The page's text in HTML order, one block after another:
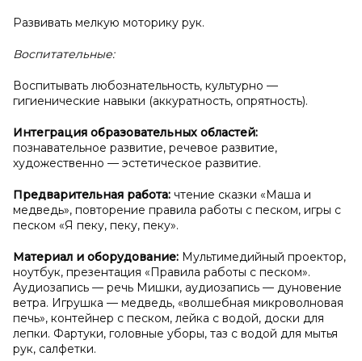
Развивать мелкую моторику рук.
Воспитательные:
Воспитывать любознательность, культурно —
гигиенические навыки (аккуратность, опрятность).
Интеграция образовательных областей:
познавательное развитие, речевое развитие,
художественно — эстетическое развитие.
Предварительная работа: чтение сказки «Маша и
медведь», повторение правила работы с песком, игры с
песком «Я пеку, пеку, пеку».
Материал и оборудование: Мультимедийный проектор,
ноутбук, презентация «Правила работы с песком».
Аудиозапись — речь Мишки, аудиозапись — дуновение
ветра. Игрушка — медведь, «волшебная микроволновая
печь», контейнер с песком, лейка с водой, доски для
лепки. Фартуки, головные уборы, таз с водой для мытья
рук, салфетки.